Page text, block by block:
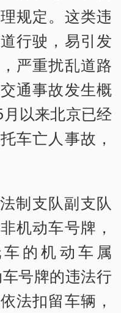
规定。这类违
行驶，易引发
严重扰乱道路
通事故发生概
以来北京已经
车亡人事故，
制支队副支队
机动车号牌，
的机动车属
号牌的违法行
法扣留车辆，